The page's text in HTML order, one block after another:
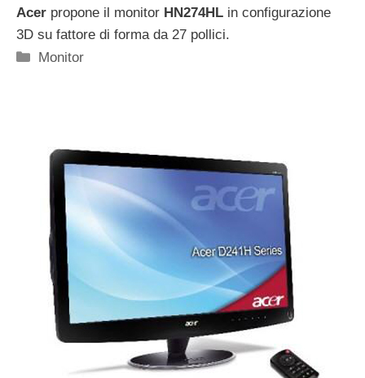
Acer propone il monitor HN274HL in configurazione
3D su fattore di forma da 27 pollici.
Categorie
Monitor